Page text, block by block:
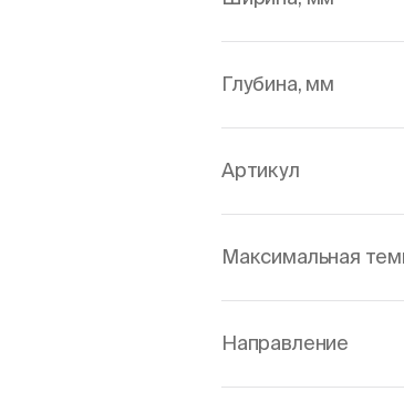
Глубина, мм
Артикул
Максимальная
Направление